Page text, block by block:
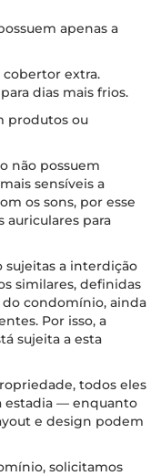
apenas a
extra.
dias mais frios.
produtos ou
não possuem
sensíveis a
os sons, por esse
para
sujeitas a interdição
similares, definidas
condomínio, ainda
Por isso, a
sujeita a esta
todos eles
estadia — enquanto
e design podem
solicitamos